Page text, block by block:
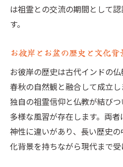
は祖霊との交流の期間として
す。
お彼岸とお盆の歴史と文化背
お彼岸の歴史は古代インドの
春秋の自然観と融合して成立
独自の祖霊信仰と仏教が結び
多様な風習が存在します。両
神性に違いがあり、長い歴史
化背景を持ちながら現代まで受